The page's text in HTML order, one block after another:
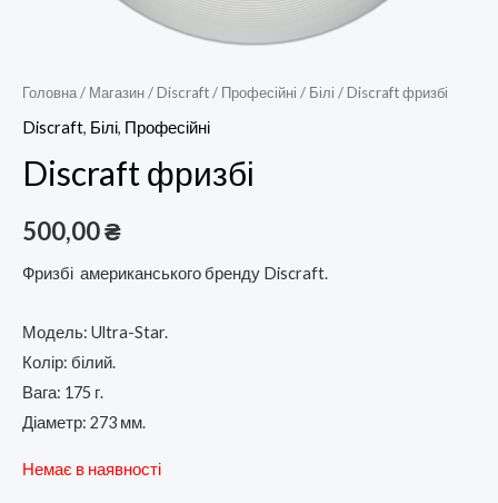
Головна/ Магазин/Discraft/ Професійні / Білі / Discraft фризбі
Discraft, Білі, Професійні
Discraft фризбі
500,00₴
Фризбі американського бренду Discraft.
Модель: Ultra-Star.
Колір: білий.
Вага: 175 г.
Діаметр: 273 мм.
Немає в наявності